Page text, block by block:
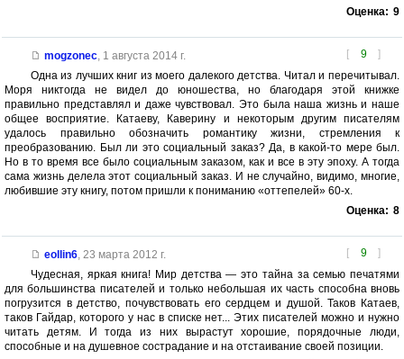
Оценка: 9
[ 9 ]
mogzonec, 1 августа 2014 г.
Одна из лучших книг из моего далекого детства. Читал и перечитывал.
Моря никтогда не видел до юношества, но благодаря этой книжке
правильно представлял и даже чувствовал. Это была наша жизнь и наше
общее восприятие. Катаеву, Каверину и некоторым другим писателям
удалось правильно обозначить романтику жизни, стремления к
преобразованию. Был ли это социальный заказ? Да, в какой-то мере был.
Но в то время все было социальным заказом, как и все в эту эпоху. А тогда
сама жизнь делела этот социальный заказ. И не случайно, видимо, многие,
любившие эту книгу, потом пришли к пониманию «оттепелей» 60-х.
Оценка: 8
[ 9 ]
eollin6, 23 марта 2012 г.
Чудесная, яркая книга! Мир детства — это тайна за семью печатями
для большинства писателей и только небольшая их часть способна вновь
погрузится в детство, почувствовать его сердцем и душой. Таков Катаев,
таков Гайдар, которого у нас в списке нет... Этих писателей можно и нужно
читать детям. И тогда из них вырастут хорошие, порядочные люди,
способные и на душевное сострадание и на отстаивание своей позиции.